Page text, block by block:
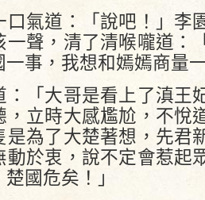
口氣道：「說吧！」李
一聲，清了清喉嚨道：
一事，我想和嫣嫣商量
：「大哥是看上了滇王
，立時大感尷尬，不悅
是為了大楚著想，先君
動於衷，說不定會惹起
國危矣！」